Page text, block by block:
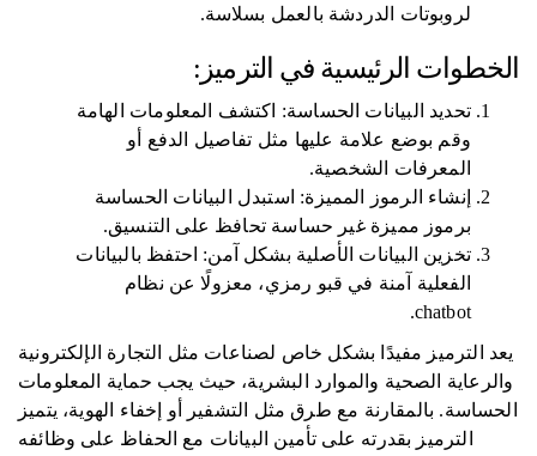
لروبوتات الدردشة بالعمل بسلاسة.
الخطوات الرئيسية في الترميز:
تحديد البيانات الحساسة: اكتشف المعلومات الهامة
وقم بوضع علامة عليها مثل تفاصيل الدفع أو
المعرفات الشخصية.
إنشاء الرموز المميزة: استبدل البيانات الحساسة
برموز مميزة غير حساسة تحافظ على التنسيق.
تخزين البيانات الأصلية بشكل آمن: احتفظ بالبيانات
الفعلية آمنة في قبو رمزي، معزولًا عن نظام
chatbot.
يعد الترميز مفيدًا بشكل خاص لصناعات مثل التجارة الإلكترونية
والرعاية الصحية والموارد البشرية، حيث يجب حماية المعلومات
الحساسة. بالمقارنة مع طرق مثل التشفير أو إخفاء الهوية، يتميز
الترميز بقدرته على تأمين البيانات مع الحفاظ على وظائفه